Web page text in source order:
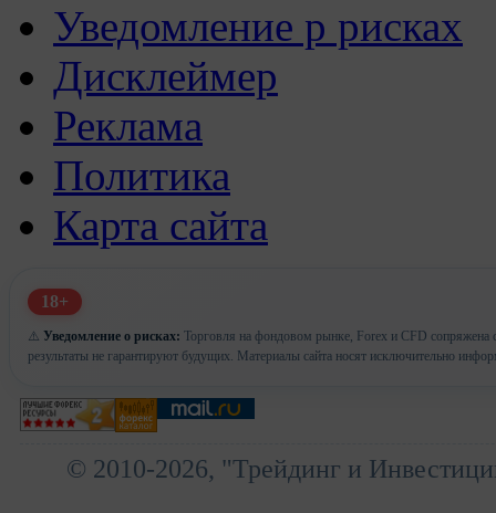
Уведомление р рисках
Дисклеймер
Реклама
Политика
Карта сайта
18+
⚠️ Уведомление о рисках: Торговля на фондовом рынке, Forex и CFD сопряжена
результаты не гарантируют будущих. Материалы сайта носят исключительно
© 2010-2026, "Трейдинг и